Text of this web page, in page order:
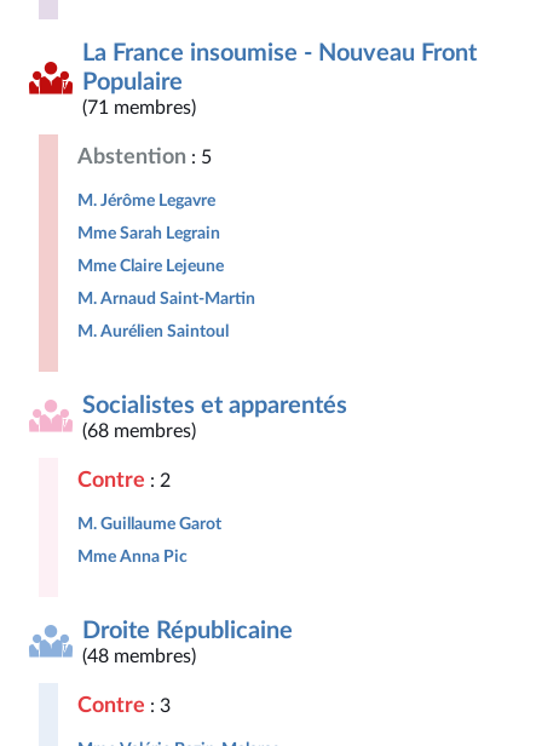
La France insoumise - Nouveau Front
Populaire
(71 membres)
Abstention : 5
M. Jérôme Legavre
Mme Sarah Legrain
Mme Claire Lejeune
M. Arnaud Saint-Martin
M. Aurélien Saintoul
Socialistes et apparentés
(68 membres)
Contre : 2
M. Guillaume Garot
Mme Anna Pic
Droite Républicaine
(48 membres)
Contre : 3